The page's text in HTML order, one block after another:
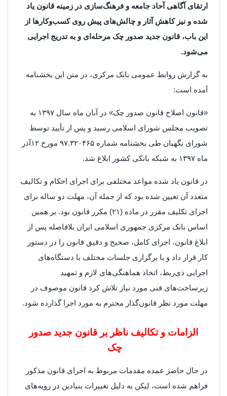
ارتقای آگاهی آحاد جامعه و فرهنگ‌سازی در زمینه قانون یاد
شده و نیز کاهش آثار و چالش‌های پیش روی کسب‌وکارها از
این باب، قانون جدید صدور چک مرحله‌ای و به تدریج اجرایی
می‌شود.
به گزارش روابط عمومی بانک مرکزی، در متن این بخشنامه
آمده است:
«قانون اصلاح قانون صدور چک» در آبان ماه سال ۱۳۹۷ به
تصویب مجلس شورای اسلامی رسید و پس از تأیید توسط
شورای نگهبان طی بخشنامه شماره ۳۲۰۴۶۵‏‏.۹۷ مورخ ۱۲‏‏آذر
ماه ۱۳۹۷ به شبکه بانکی کشور ابلاغ شد.
در قانون یاد شده مواعد مختلفی برای اجرای احکام و تکالیف
متعدد آن تعیین شده بود که از جمله آن، مهلت دو ساله برای
اجرای تکلیف مقرر در ماده (۲۱) مکرر قانون بود. بر همین
اساس بانک مرکزی جمهوری اسلامی ایران بلافاصله پس از
ابلاغ قانون، اجرای کامل، صحیح و دقیق قانون را در دستور
کار قرار داد و با برگزاری جلسات مختلف با دستگاه‌های
اجرایی ذی‌ربط، اتخاذ هماهنگی‌های لازم و تمهید
زیرساخت‌های فنی مورد نیاز تلاش کرد قانون موصوف در
مهلت مورد نظر قانون‌گذار محترم به مورد اجرا گذارده شود.
الزامات و تکالیف ناظر بر قانون جدید صدور
چک
در حال حاضر عمده مقدمات مربوط به اجرای قانون مذکور
فراهم شده است، لیکن به دلیل تغییرات بنیادین در رویه‌های